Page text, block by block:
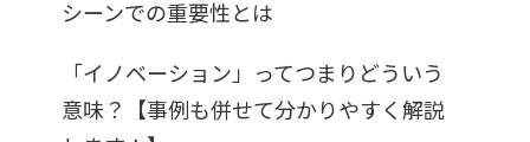
シーンでの重要性とは
「イノベーション」ってつまりどういう
意味？【事例も併せて分かりやすく解説